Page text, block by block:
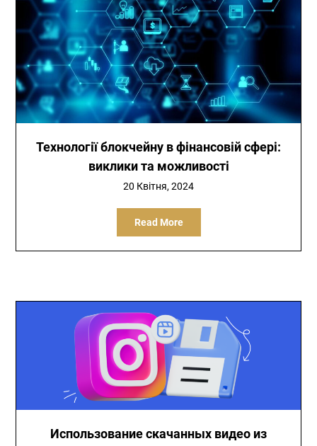
Технології блокчейну в фінансовій сфері:
виклики та можливості
20 Квітня, 2024
Read More
Использование скачанных видео из